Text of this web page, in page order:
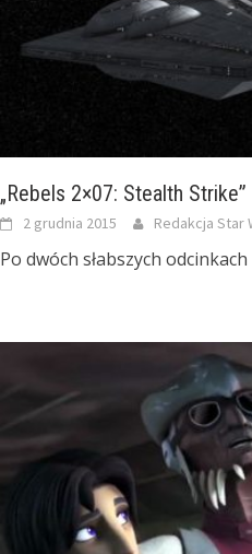
„Rebels 2×07: Stealth Strike”
2 grudnia 2015 Redakcja Star
Po dwóch słabszych